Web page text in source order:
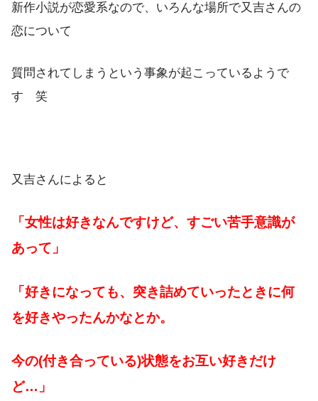
新作小説が恋愛系なので、いろんな場所で又吉さんの
恋について
質問されてしまうという事象が起こっているようで
す 笑
又吉さんによると
「女性は好きなんですけど、すごい苦手意識が
あって」
「好きになっても、突き詰めていったときに何
を好きやったんかなとか。
今の(付き合っている)状態をお互い好きだけ
ど…」